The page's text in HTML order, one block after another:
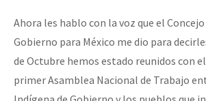
Ahora les hablo con la voz que el
Gobierno para México me dio para
de Octubre hemos estado reunidos con
primer Asamblea Nacional de Trabajo